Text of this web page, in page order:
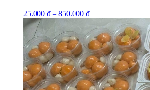
25.000 ₫ – 850.000 ₫